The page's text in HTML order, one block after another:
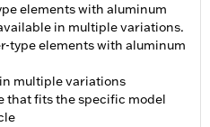
elements with aluminum
in multiple variations.
type elements with aluminum
multiple variations
that fits the specific model